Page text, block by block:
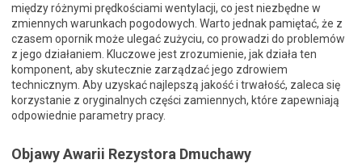
między różnymi prędkościami wentylacji, co jest niezbędne w
zmiennych warunkach pogodowych. Warto jednak pamiętać, że z
czasem opornik może ulegać zużyciu, co prowadzi do problemów
z jego działaniem. Kluczowe jest zrozumienie, jak działa ten
komponent, aby skutecznie zarządzać jego zdrowiem
technicznym. Aby uzyskać najlepszą jakość i trwałość, zaleca się
korzystanie z oryginalnych części zamiennych, które zapewniają
odpowiednie parametry pracy.
Objawy Awarii Rezystora Dmuchawy